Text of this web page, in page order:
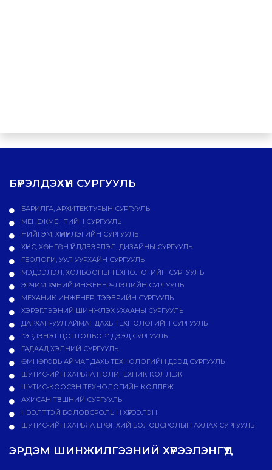
БҮРЭЛДЭХҮҮН СУРГУУЛЬ
БАРИЛГА, АРХИТЕКТУРЫН СУРГУУЛЬ
МЕНЕЖМЕНТИЙН СУРГУУЛЬ
НИЙГЭМ, ХҮМҮҮНЛЭГИЙН СУРГУУЛЬ
ХҮНС, ХӨНГӨН ҮЙЛДВЭРЛЭЛ, ДИЗАЙНЫ СУРГУУЛЬ
ГЕОЛОГИ, УУЛ УУРХАЙН СУРГУУЛЬ
МЭДЭЭЛЭЛ, ХОЛБООНЫ ТЕХНОЛОГИЙН СУРГУУЛЬ
ЭРЧИМ ХҮЧНИЙ ИНЖЕНЕРЧЛЭЛИЙН СУРГУУЛЬ
МЕХАНИК ИНЖЕНЕР, ТЭЭВРИЙН СУРГУУЛЬ
ХЭРЭГЛЭЭНИЙ ШИНЖЛЭХ УХААНЫ СУРГУУЛЬ
ДАРХАН-УУЛ АЙМАГ ДАХЬ ТЕХНОЛОГИЙН СУРГУУЛЬ
"ЭРДЭНЭТ ЦОГЦОЛБОР" ДЭЭД СУРГУУЛЬ
ГАДААД ХЭЛНИЙ СУРГУУЛЬ
ӨМНӨГОВЬ АЙМАГ ДАХЬ ТЕХНОЛОГИЙН ДЭЭД СУРГУУЛЬ
ШУТИС-ИЙН ХАРЬЯА ПОЛИТЕХНИК КОЛЛЕЖ
ШУТИС-КООСЭН ТЕХНОЛОГИЙН КОЛЛЕЖ
АХИСАН ТҮВШНИЙ СУРГУУЛЬ
НЭЭЛТТЭЙ БОЛОВСРОЛЫН ХҮРЭЭЛЭН
ШУТИС-ИЙН ХАРЬЯА ЕРӨНХИЙ БОЛОВСРОЛЫН АХЛАХ СУРГУУЛЬ
ЭРДЭМ ШИНЖИЛГЭЭНИЙ ХҮРЭЭЛЭНГҮҮД